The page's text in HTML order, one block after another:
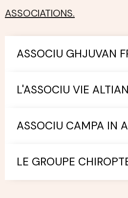
ASSOCIATIONS.
ASSOCIU GHJUVAN
L'ASSOCIU VIE
ASSOCIU CAMPA IN
LE GROUPE